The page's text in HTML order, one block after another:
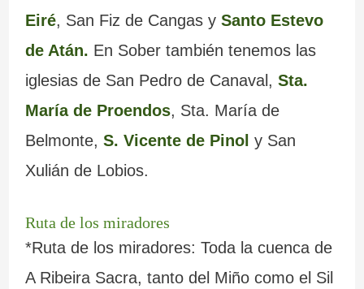
Eiré, San Fiz de Cangas y Santo Estevo
de Atán. En Sober también tenemos las
iglesias de San Pedro de Canaval, Sta.
María de Proendos, Sta. María de
Belmonte, S. Vicente de Pinol y San
Xulián de Lobios.
Ruta de los miradores
*Ruta de los miradores: Toda la cuenca de
A Ribeira Sacra, tanto del Miño como el Sil